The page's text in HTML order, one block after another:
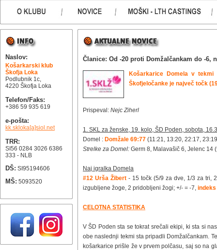
Naslov:
Košarkarski klub
Škofja Loka
Podlubnik 1c,
4220 Škofja Loka
Telefon/Faks:
+386 59 935 619
e-pošta:
kk.skloka[a]siol.net
TRR:
SI56 0284 3026 6386
333 - NLB
DŠ: SI95194606
MŠ: 5093520
Članice: Od -20 proti Domžalčankam do -6,
Košarkarice Domela v
Škofjeločanke je največ točk
Prispeval: Nejc Ziherl
1. SKL za ženske, 19. kolo, ŠD Poden, sobota,
Domel : Domžale 69:77 (11:21, 13:20, 22:17,
Strelke za Domel: Germ 8, Malavašič 6, Jelenc 14
Naj igralka Domela
#12 Urša Žibert - 15 točk (5/9 za dve, 1/3 za tri,
izgubljene žoge, 2 pridobljeni žogi; +/- = -7, indeks
CELOTNA STATISTIKA
V ŠD Poden sta se tokrat srečali ekipi, ki sta si
obe naslednji tekmi sta pripadli Domžalčankam.
košarkarice prišle že v prvem polčasu, saj so na